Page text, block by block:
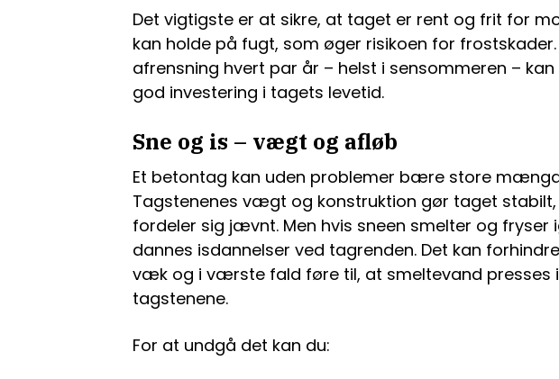
Det vigtigste er at sikre, at taget er rent og frit for
kan holde på fugt, som øger risikoen for frostskader.
afrensning hvert par år – helst i sensommeren –
god investering i tagets levetid.
Sne og is – vægt og afløb
Et betontag kan uden problemer bære store
Tagstenenes vægt og konstruktion gør taget stabilt,
fordeler sig jævnt. Men hvis sneen smelter og fryser
dannes isdannelser ved tagrenden. Det kan
væk og i værste fald føre til, at smeltevand presses
tagstenene.
For at undgå det kan du: